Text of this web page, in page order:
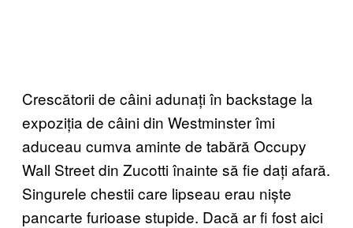
Crescătorii de câini adunați în backstage la
expoziția de câini din Westminster îmi
aduceau cumva aminte de tabără Occupy
Wall Street din Zucotti înainte să fie dați afară.
Singurele chestii care lipseau erau niște
pancarte furioase stupide. Dacă ar fi fost aici